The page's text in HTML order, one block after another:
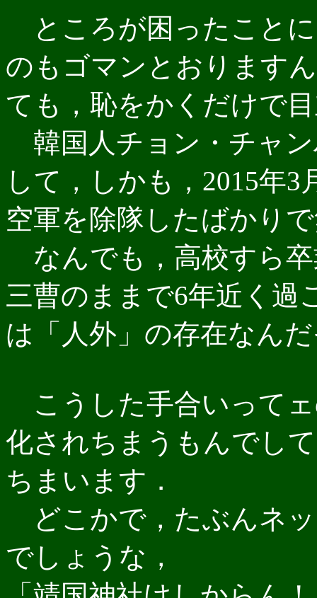
ところが困ったこと
のもゴマンとおります
ても，恥をかくだけで
韓国人チョン・チャ
して，しかも，2015年
空軍を除隊したばかり
なんでも，高校すら
三曹のままで6年近く過
は「人外」の存在なん
こうした手合いって
化されちまうもんでし
ちまいます．
どこかで，たぶんネ
でしょうな，